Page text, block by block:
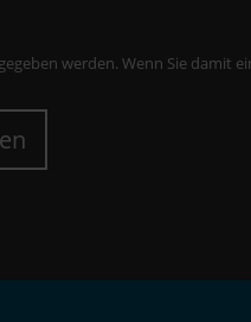
werden. Wenn Sie damit